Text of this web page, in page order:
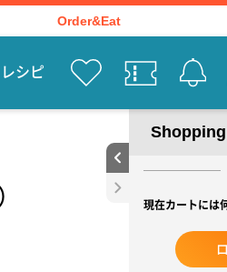
Order&Eat
レシピ
）
Shopping
現在カートには